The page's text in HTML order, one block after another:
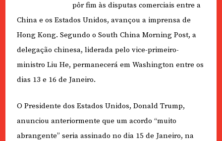
pôr fim às disputas comerciais entre a
China e os Estados Unidos, avançou a imprensa de
Hong Kong. Segundo o South China Morning Post, a
delegação chinesa, liderada pelo vice-primeiro-
ministro Liu He, permanecerá em Washington entre os
dias 13 e 16 de Janeiro.
O Presidente dos Estados Unidos, Donald Trump,
anunciou anteriormente que um acordo “muito
abrangente” seria assinado no dia 15 de Janeiro, na